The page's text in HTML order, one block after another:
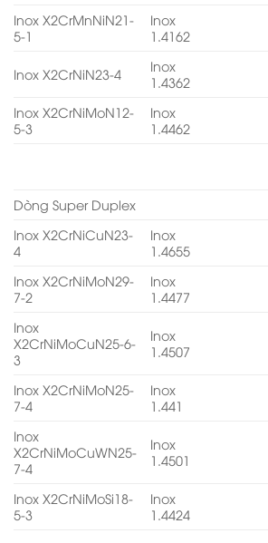
Inox X2CrMnNiN21-
5-1
Inox
1.4162
Inox X2CrNiN23-4
Inox
1.4362
Inox X2CrNiMoN12-
5-3
Inox
1.4462
Dòng Super Duplex
Inox X2CrNiCuN23-
4
Inox
1.4655
Inox X2CrNiMoN29-
7-2
Inox
1.4477
Inox
X2CrNiMoCuN25-6-
3
Inox
1.4507
Inox X2CrNiMoN25-
7-4
Inox
1.441
Inox
X2CrNiMoCuWN25-
7-4
Inox
1.4501
Inox X2CrNiMoSi18-
5-3
Inox
1.4424